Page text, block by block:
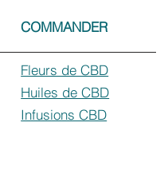
COMMANDER
Fleurs de CBD
Huiles de CBD
Infusions CBD